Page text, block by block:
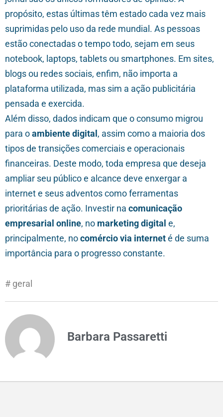
propósito, estas últimas têm estado cada vez mais
suprimidas pelo uso da rede mundial. As pessoas
estão conectadas o tempo todo, sejam em seus
notebook, laptops, tablets ou smartphones. Em sites,
blogs ou redes sociais, enfim, não importa a
plataforma utilizada, mas sim a ação publicitária
pensada e exercida.
Além disso, dados indicam que o consumo migrou
para oambiente digital, assim como a maioria dos
tipos de transições comerciais e operacionais
financeiras. Deste modo, toda empresa que deseja
ampliar seu público e alcance deve enxergar a
internet e seus adventos como ferramentas
prioritárias de ação. Investir na comunicação
empresarial online, no marketing digital e,
principalmente, nocomércio via interneté de suma
importância para o progresso constante.
# geral
Barbara Passaretti